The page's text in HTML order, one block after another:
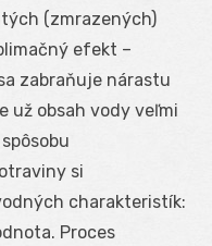
(zmrazených)
efekt –
zabraňuje nárastu
už obsah vody veľmi
si
charakteristík:
Proces